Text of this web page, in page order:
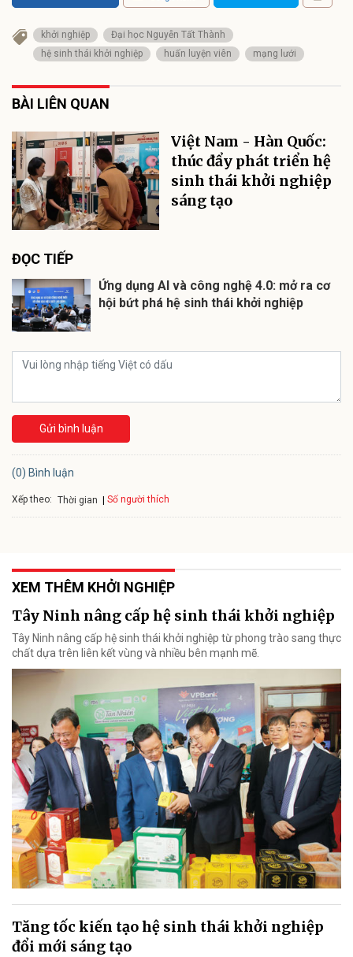
khởi nghiệp
Đại học Nguyễn Tất Thành
hệ sinh thái khởi nghiệp
huấn luyện viên mạng lưới
BÀI LIÊN QUAN
Việt Nam - Hàn Quốc:
thúc đẩy phát triển hệ
sinh thái khởi nghiệp
sáng tạo
ĐỌC TIẾP
Ứng dụng AI và công nghệ 4.0: mở ra cơ
hội bứt phá hệ sinh thái khởi nghiệp
Gửi bình luận
(0) Bình luận
Xếp theo: Thời gian Số người thích
XEM THÊM KHỞI NGHIỆP
Tây Ninh nâng cấp hệ sinh thái khởi nghiệp
Tây Ninh nâng cấp hệ sinh thái khởi nghiệp từ phong trào sang thực
chất dựa trên liên kết vùng và nhiều bên mạnh mẽ.
Tăng tốc kiến tạo hệ sinh thái khởi nghiệp
đổi mới sáng tạo